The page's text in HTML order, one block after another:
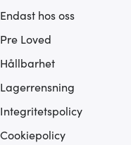
Endast hos oss
Pre Loved
Hållbarhet
Lagerrensning
Integritetspolicy
Cookiepolicy